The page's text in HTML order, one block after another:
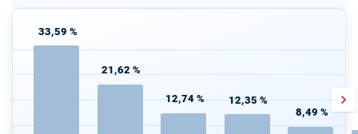
33,59 %
21,62 %
12,74 % 12,35 %
8,49 %